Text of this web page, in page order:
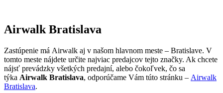
Airwalk Bratislava
Zastúpenie má Airwalk aj v našom hlavnom meste – Bratislave. V
tomto meste nájdete určite najviac predajcov tejto značky. Ak chcete
nájsť prevádzky všetkých predajní, alebo čokoľvek, čo sa
týka Airwalk Bratislava, odporúčame Vám túto stránku – Airwalk
Bratislava.